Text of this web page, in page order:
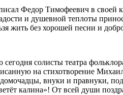
Федор Тимофеевич в своей
и душевной теплоты
жить без хорошей песни и
солисты театра
на стихотворение
внуки и правнуки,
калина»! От всей души